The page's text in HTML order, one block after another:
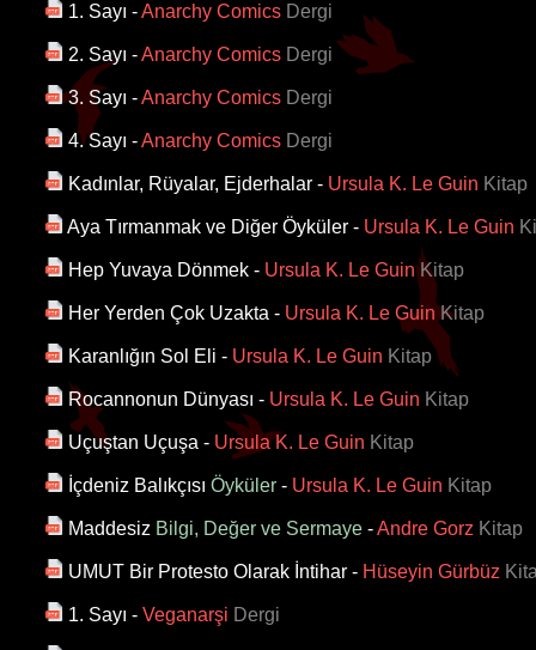
1. Sayı -Anarchy Comics Dergi
2. Sayı -Anarchy Comics Dergi
3. Sayı -Anarchy Comics Dergi
4. Sayı -Anarchy Comics Dergi
Kadınlar, Rüyalar, Ejderhalar - Ursula K. Le Guin Kitap
Aya Tırmanmak ve Diğer Öyküler - Ursula K. Le Guin
Hep Yuvaya Dönmek - Ursula K. Le GuinKitap
Her Yerden Çok Uzakta - Ursula K. Le Guin Kitap
Karanlığın Sol Eli - Ursula K. Le Guin Kitap
Rocannonun Dünyası - Ursula K. Le Guin Kitap
Uçuştan Uçuşa - Ursula K. Le Guin Kitap
İçdeniz Balıkçısı Öyküler - Ursula K. Le Guin Kitap
Maddesiz Bilgi, Değer ve Sermaye -Andre Gorz Kitap
UMUT Bir Protesto Olarak İntihar - Hüseyin Gürbüz
1. Sayı - Veganarşi Dergi